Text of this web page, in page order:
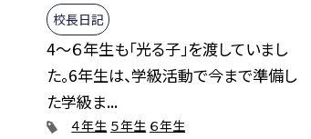
校長日記
4～６年生も「光る子」を渡していまし
た。6年生は、学級活動で今まで準備し
た学級ま...
４年生 ５年生 ６年生